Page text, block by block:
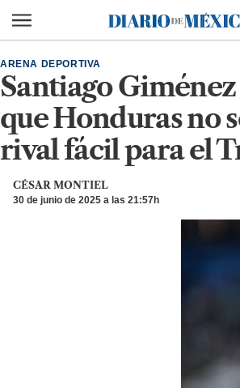
Diario de México
Santiago
que Honduras no
rival fácil para el
ARENA DEPORTIVA
CÉSAR MONTIEL
30 de junio de 2025 a las 21:57h